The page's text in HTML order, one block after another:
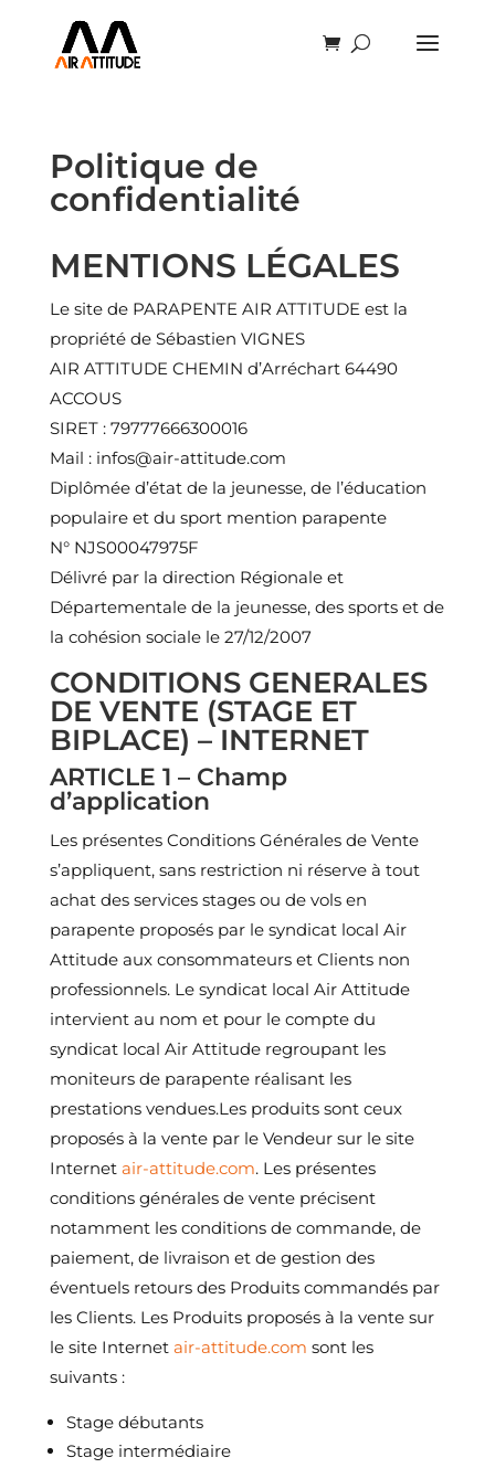
Politique de
confidentialité
MENTIONS LÉGALES
Le site de PARAPENTE AIR ATTITUDE est la
propriété de Sébastien VIGNES
AIR ATTITUDE CHEMIN d’Arréchart 64490
ACCOUS
SIRET : 79777666300016
Mail : infos@air-attitude.com
Diplômée d’état de la jeunesse, de l’éducation
populaire et du sport mention parapente
N° NJS00047975F
Délivré par la direction Régionale et
Départementale de la jeunesse, des sports et de
la cohésion sociale le 27/12/2007
CONDITIONS GENERALES
DE VENTE (STAGE ET
BIPLACE) – INTERNET
ARTICLE 1 – Champ
d’application
Les présentes Conditions Générales de Vente
s’appliquent, sans restriction ni réserve à tout
achat des services stages ou de vols en
parapente proposés par le syndicat local Air
Attitude aux consommateurs et Clients non
professionnels. Le syndicat local Air Attitude
intervient au nom et pour le compte du
syndicat local Air Attitude regroupant les
moniteurs de parapente réalisant les
prestations vendues.Les produits sont ceux
proposés à la vente par le Vendeur sur le site
Internet air-attitude.com. Les présentes
conditions générales de vente précisent
notamment les conditions de commande, de
paiement, de livraison et de gestion des
éventuels retours des Produits commandés par
les Clients. Les Produits proposés à la vente sur
le site Internet air-attitude.com sont les
suivants :
Stage débutants
Stage intermédiaire